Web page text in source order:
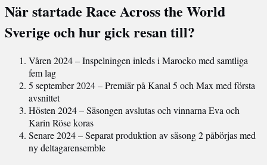
När startade Race Across the World
Sverige och hur gick resan till?
Våren 2024– Inspelningen inleds i Marocko med samtliga
fem lag
5 september 2024– Premiär på Kanal 5 och Max med första
avsnittet
Hösten 2024– Säsongen avslutas och vinnarna Eva och
Karin Röse koras
Senare 2024– Separat produktion av säsong 2 påbörjas med
ny deltagarensemble